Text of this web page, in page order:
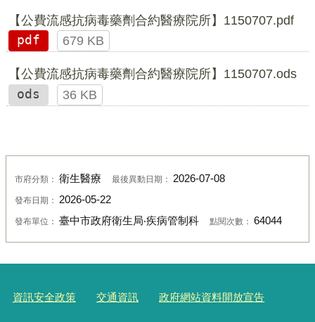
【公費流感抗病毒藥劑合約醫療院所】1150707.pdf
pdf
679 KB
【公費流感抗病毒藥劑合約醫療院所】1150707.ods
ods
36 KB
市府分類： 衛生醫療 最後異動日期： 2026-07-08
發布日期： 2026-05-22
發布單位： 臺中市政府衛生局‧疾病管制科 點閱次數： 64044
資訊安全政策 交通資訊 政府網站資料開放宣告